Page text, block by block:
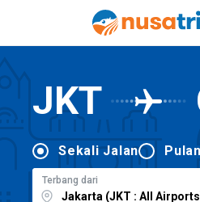
JKT
Sekali Jalan
Terbang dari